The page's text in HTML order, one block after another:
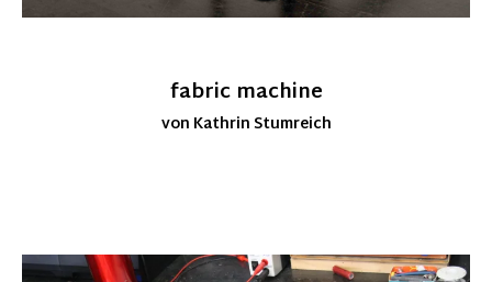
fabric machine
von Kathrin Stumreich